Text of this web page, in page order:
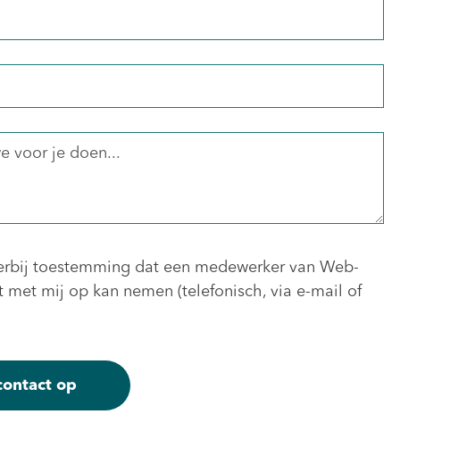
toestemming dat een medewerker van Web-
met mij op kan nemen (telefonisch, via e-mail of